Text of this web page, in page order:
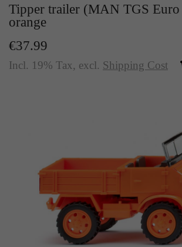
Tipper trailer (MAN TGS
orange
€37.99
Incl. 19% Tax, excl. Shipping Cost